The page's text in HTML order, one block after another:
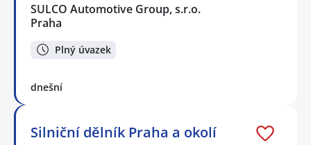
SULCO Automotive Group, s.r.o.
Praha
Plný úvazek
dnešní
Silniční dělník Praha a okolí